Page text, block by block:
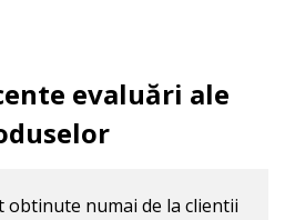
evaluări ale
obtinute numai de la clientii